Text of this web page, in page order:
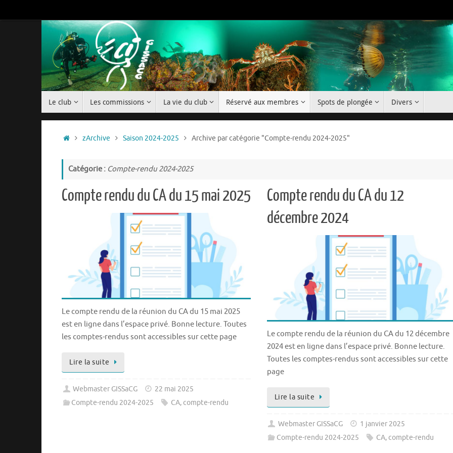
au
Le club Les commissions La vie du club Réservé aux membres Spots de plongée Divers
Accueil
zArchive Saison 2024-2025 Archive par catégorie "Compte-rendu 2024-2025"
Catégorie : Compte-rendu 2024-2025
Compte rendu du CA du 15 mai 2025
Le compte rendu de la réunion du CA du 15 mai 2025
est en ligne dans l’espace privé. Bonne lecture. Toutes
les comptes-rendus sont accessibles sur cette page
Lire la suite
Webmaster GISSaCG
22 mai 2025
Compte-rendu 2024-2025
CA, compte-rendu
Compte rendu du CA du 12
décembre 2024
Le compte rendu de la réunion du CA du 12 décembre
2024 est en ligne dans l’espace privé. Bonne lecture.
Toutes les comptes-rendus sont accessibles sur cette
page
Lire la suite
Webmaster GISSaCG
1 janvier 2025
Compte-rendu 2024-2025
CA, compte-rendu